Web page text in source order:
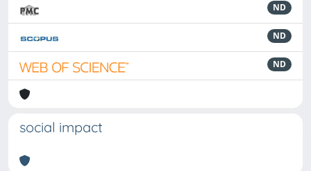
ND
ND
ND
social impact